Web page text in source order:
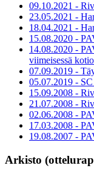
09.10.2021 -
23.05.2021 -
18.04.2021 -
15.08.2020 -
14.08.2020 -
viimeisessä
07.09.2019 -
05.07.2019 -
15.09.2008 -
21.07.2008 -
02.06.2008 -
17.03.2008 -
19.08.2007 -
Arkisto